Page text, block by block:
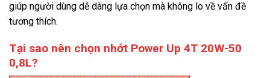
giúp người dùng dễ dàng lựa chọn mà không lo về vấn đề
tương thích.
Tại sao nên chọn nhớt Power Up 4T 20W-50
0,8L?